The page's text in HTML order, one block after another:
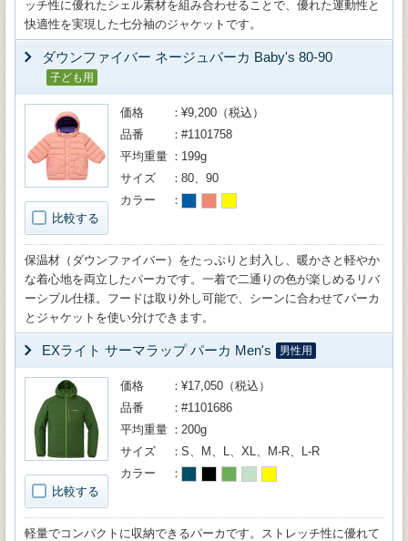
ッチ性に優れたシェル素材を組み合わせることで、優れた運動性と
快適性を実現した七分袖のジャケットです。
ダウンファイバー ネージュパーカ Baby's 80-90
子ども用
比較する
価格
¥9,200（税込）
品番
#1101758
平均重量
199g
サイズ
80、90
カラー
保温材（ダウンファイバー）をたっぷりと封入し、暖かさと軽やか
な着心地を両立したパーカです。一着で二通りの色が楽しめるリバ
ーシブル仕様。フードは取り外し可能で、シーンに合わせてパーカ
とジャケットを使い分けできます。
EXライト サーマラップ パーカ Men's 男性用
比較する
価格
¥17,050（税込）
品番
#1101686
平均重量
200g
サイズ
S、M、L、XL、M-R、L-R
カラー
軽量でコンパクトに収納できるパーカです。ストレッチ性に優れて